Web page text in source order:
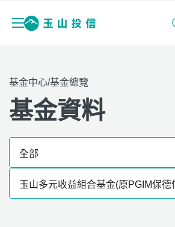
基金中心/基金總覽
基金資料